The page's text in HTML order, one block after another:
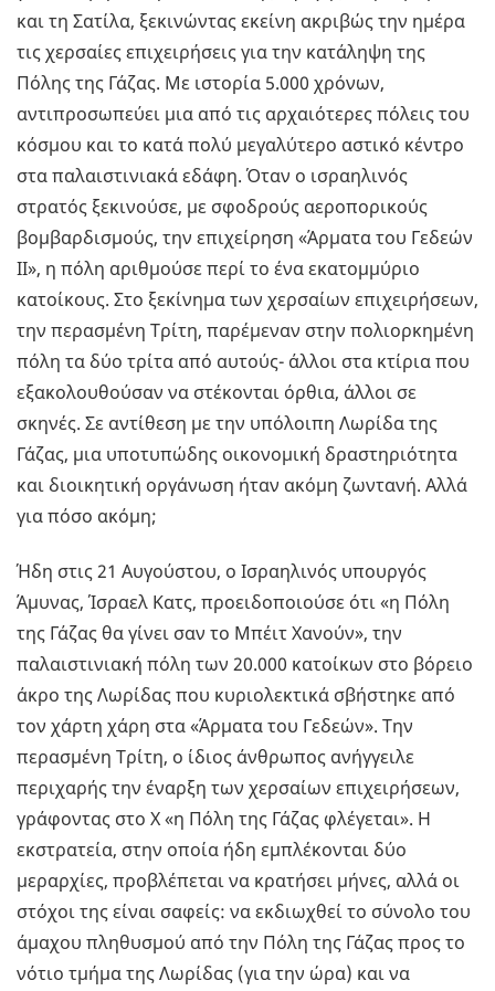
και τη Σατίλα, ξεκινώντας εκείνη ακριβώς την ημέρα
τις χερσαίες επιχειρήσεις για την κατάληψη της
Πόλης της Γάζας. Με ιστορία 5.000 χρόνων,
αντιπροσωπεύει μια από τις αρχαιότερες πόλεις του
κόσμου και το κατά πολύ μεγαλύτερο αστικό κέντρο
στα παλαιστινιακά εδάφη. Όταν ο ισραηλινός
στρατός ξεκινούσε, με σφοδρούς αεροπορικούς
βομβαρδισμούς, την επιχείρηση «Άρματα του Γεδεών
ΙΙ», η πόλη αριθμούσε περί το ένα εκατομμύριο
κατοίκους. Στο ξεκίνημα των χερσαίων επιχειρήσεων,
την περασμένη Τρίτη, παρέμεναν στην πολιορκημένη
πόλη τα δύο τρίτα από αυτούς- άλλοι στα κτίρια που
εξακολουθούσαν να στέκονται όρθια, άλλοι σε
σκηνές. Σε αντίθεση με την υπόλοιπη Λωρίδα της
Γάζας, μια υποτυπώδης οικονομική δραστηριότητα
και διοικητική οργάνωση ήταν ακόμη ζωντανή. Αλλά
για πόσο ακόμη;
Ήδη στις 21 Αυγούστου, ο Ισραηλινός υπουργός
Άμυνας, Ίσραελ Κατς, προειδοποιούσε ότι «η Πόλη
της Γάζας θα γίνει σαν το Μπέιτ Χανούν», την
παλαιστινιακή πόλη των 20.000 κατοίκων στο βόρειο
άκρο της Λωρίδας που κυριολεκτικά σβήστηκε από
τον χάρτη χάρη στα «Άρματα του Γεδεών». Την
περασμένη Τρίτη, ο ίδιος άνθρωπος ανήγγειλε
περιχαρής την έναρξη των χερσαίων επιχειρήσεων,
γράφοντας στο Χ «η Πόλη της Γάζας φλέγεται». Η
εκστρατεία, στην οποία ήδη εμπλέκονται δύο
μεραρχίες, προβλέπεται να κρατήσει μήνες, αλλά οι
στόχοι της είναι σαφείς: να εκδιωχθεί το σύνολο του
άμαχου πληθυσμού από την Πόλη της Γάζας προς το
νότιο τμήμα της Λωρίδας (για την ώρα) και να